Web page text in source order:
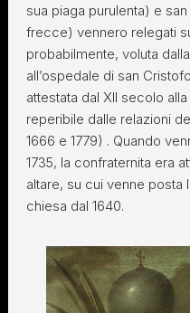
sua piaga purulenta) e
frecce) vennero relegati
probabilmente, voluta
all’ospedale di san
attestata dal XII secolo
reperibile dalle relazioni
1666 e 1779) . Quando
1735, la confraternita era
altare, su cui venne posta
chiesa dal 1640.